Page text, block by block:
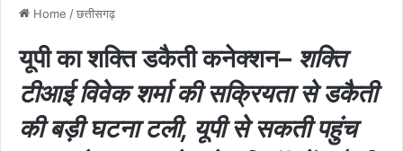
Home /छत्तीसगढ़
यूपी का शक्ति डकैती कनेक्शन– शक्ति
टीआई विवेक शर्मा की सक्रियता से डकैती
की बड़ी घटना टली, यूपी से सकती पहुंच